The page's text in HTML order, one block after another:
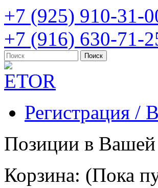
+7 (925) 910-31-
+7 (916) 630-71-
Регистрация /
Позиции в Вашей
Корзина: (Пока